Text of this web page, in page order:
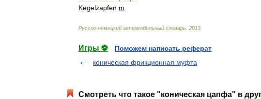
Kegelzapfen m
Русско-немецкий автомобильный словарь 2013
Игры ⚽
Поможем написать реферат
коническая фрикционная муфта
Смотреть что такое "коническая цапфа" в